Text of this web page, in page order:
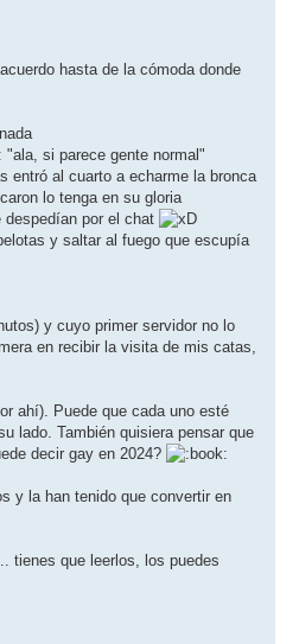
hasta de la cómoda donde
si parece gente normal"
entró al cuarto a echarme la bronca
lo tenga en su gloria
por el chat
y saltar al fuego que escupía
y cuyo primer servidor no lo
en recibir la visita de mis catas,
ahí). Puede que cada uno esté
lado. También quisiera pensar que
decir gay en 2024?
y la han tenido que convertir en
tienes que leerlos, los puedes